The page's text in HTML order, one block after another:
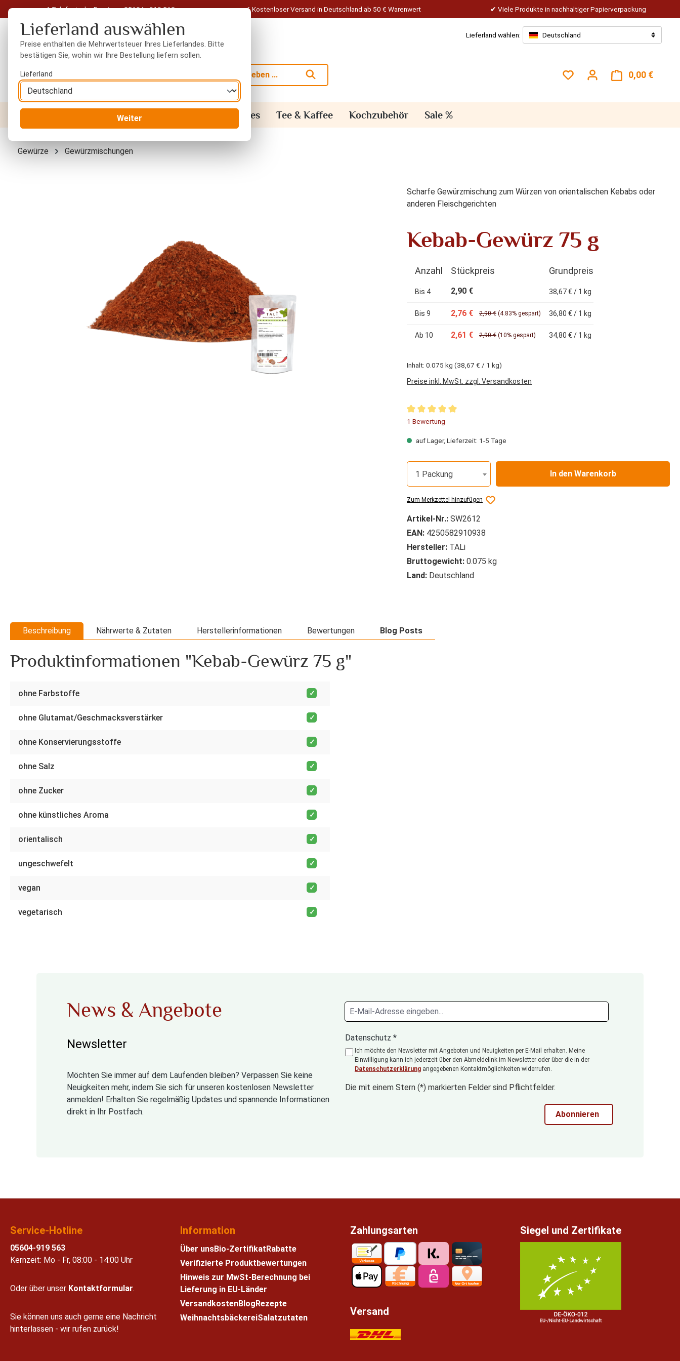
Hauptinhalt springen
Zur Suche springen
Zur Hauptnavigation springen
Telefonische Beratung: 05604 - 919 563 Kostenloser Versand in Deutschland ab 50 € Warenwert Viele Produkte in nachhaltiger Papierverpackung
Lieferland wählen: Deutschland
Du hast 0 Produkte auf
0,00 €
Trockenfrüchte Gewürze Orientalisches Tee & Kaffee Kochzubehör Sale %
Gewürze Gewürzmischungen
Scharfe Gewürzmischung zum Würzen von orientalischen Kebabs oder
anderen Fleischgerichten
Kebab-Gewürz 75 g
Anzahl Stückpreis Grundpreis
Bis 4 2,90 € 38,67 € / 1 kg
Bis 9 2,76 € 2,90 € (4.83% gespart) 36,80 € / 1 kg
Ab 10 2,61 € 2,90 € (10% gespart) 34,80 € / 1 kg
Inhalt: 0.075 kg (38,67 € / 1 kg)
Preise inkl. MwSt. zzgl. Versandkosten
Durchschnittliche Bewertung von 5 von 5 Sternen
1 Bewertung
auf Lager, Lieferzeit: 1-5 Tage
1 Packung In den Warenkorb
Zum Merkzettel hinzufügen
Artikel-Nr.: SW2612
EAN: 4250582910938
Hersteller: TALi
Bruttogewicht: 0.075 kg
Land: Deutschland
Beschreibung Nährwerte & Zutaten Herstellerinformationen Bewertungen Blog Posts
Produktinformationen "Kebab-Gewürz 75 g"
ohne Farbstoffe
ohne Glutamat/Geschmacksverstärker
ohne Konservierungsstoffe
ohne Salz
ohne Zucker
ohne künstliches Aroma
orientalisch
ungeschwefelt
vegan
vegetarisch
News & Angebote
Newsletter
Möchten Sie immer auf dem Laufenden bleiben? Verpassen Sie keine
Neuigkeiten mehr, indem Sie sich für unseren kostenlosen Newsletter
anmelden! Erhalten Sie regelmäßig Updates und spannende Informationen
direkt in Ihr Postfach.
Datenschutz *
Ich möchte den Newsletter mit Angeboten und Neuigkeiten per E-Mail erhalten. Meine
Einwilligung kann ich jederzeit über den Abmeldelink im Newsletter oder über die in der
Datenschutzerklärung angegebenen Kontaktmöglichkeiten widerrufen.
Die mit einem Stern (*) markierten Felder sind Pflichtfelder.
Abonnieren
Service-Hotline
05604-919 563
Kernzeit: Mo - Fr, 08:00 - 14:00 Uhr
Oder über unser Kontaktformular.
Sie können uns auch gerne eine Nachricht
hinterlassen - wir rufen zurück!
Information
Über unsBio-Zertifikat Rabatte
Verifizierte Produktbewertungen
Hinweis zur MwSt-Berechnung bei
Lieferung in EU-Länder
VersandkostenBlog Rezepte
WeihnachtsbäckereiSalatzutaten
Zahlungsarten
Versand
Siegel und Zertifikate
Lieferland auswählen
Preise enthalten die Mehrwertsteuer Ihres Lieferlandes. Bitte
bestätigen Sie, wohin wir Ihre Bestellung liefern sollen.
Lieferland
Weiter